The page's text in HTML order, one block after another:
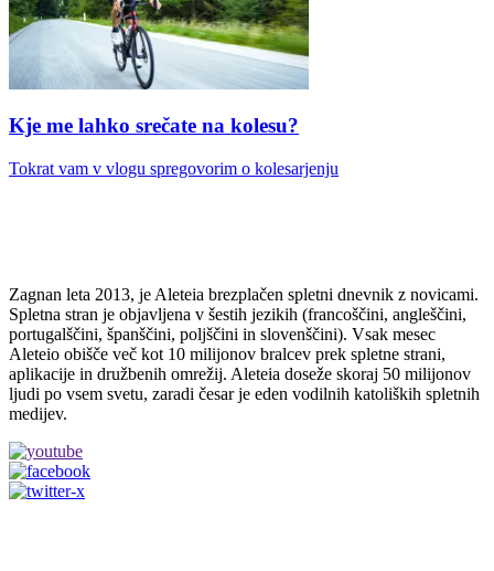
Kje me lahko srečate na kolesu?
Tokrat vam v vlogu spregovorim o kolesarjenju
Zagnan leta 2013, je Aleteia brezplačen spletni dnevnik z novicami.
Spletna stran je objavljena v šestih jezikih (francoščini, angleščini,
portugalščini, španščini, poljščini in slovenščini). Vsak mesec
Aleteio obišče več kot 10 milijonov bralcev prek spletne strani,
aplikacije in družbenih omrežij. Aleteia doseže skoraj 50 milijonov
ljudi po vsem svetu, zaradi česar je eden vodilnih katoliških spletnih
medijev.